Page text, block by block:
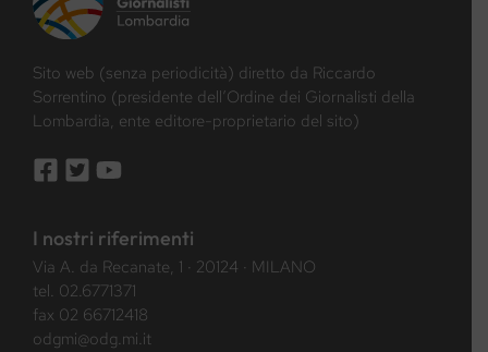
Sito web (senza periodicità) diretto da Riccardo
Sorrentino (presidente dell’Ordine dei Giornalisti della
Lombardia, ente editore-proprietario del sito)
I nostri riferimenti
Via A. da Recanate, 1 · 20124 · MILANO
tel. 02.6771371
fax 02 66712418
odgmi@odg.mi.it